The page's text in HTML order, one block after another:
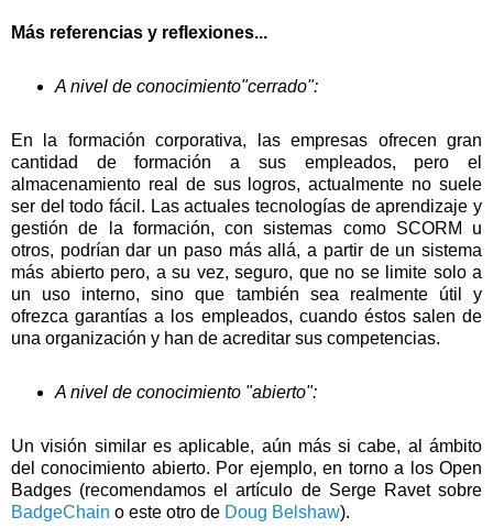
Más referencias y reflexiones...
A nivel de conocimiento"cerrado":
En la formación corporativa, las empresas ofrecen gran
cantidad de formación a sus empleados, pero el
almacenamiento real de sus logros, actualmente no suele
ser del todo fácil. Las actuales tecnologías de aprendizaje y
gestión de la formación, con sistemas como SCORM u
otros, podrían dar un paso más allá, a partir de un sistema
más abierto pero, a su vez, seguro, que no se limite solo a
un uso interno, sino que también sea realmente útil y
ofrezca garantías a los empleados, cuando éstos salen de
una organización y han de acreditar sus competencias.
A nivel de conocimiento "abierto":
Un visión similar es aplicable, aún más si cabe, al ámbito
del conocimiento abierto. Por ejemplo, en torno a los Open
Badges (recomendamos el artículo de Serge Ravet sobre
BadgeChain o este otro de Doug Belshaw).